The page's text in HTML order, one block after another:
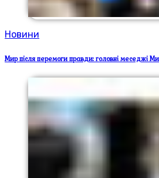
Новини
Мир після перемоги правди: головні меседжі